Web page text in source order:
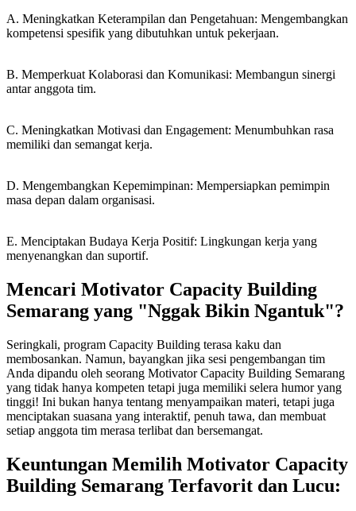
A. Meningkatkan Keterampilan dan Pengetahuan: Mengembangkan
kompetensi spesifik yang dibutuhkan untuk pekerjaan.
B. Memperkuat Kolaborasi dan Komunikasi: Membangun sinergi
antar anggota tim.
C. Meningkatkan Motivasi dan Engagement: Menumbuhkan rasa
memiliki dan semangat kerja.
D. Mengembangkan Kepemimpinan: Mempersiapkan pemimpin
masa depan dalam organisasi.
E. Menciptakan Budaya Kerja Positif: Lingkungan kerja yang
menyenangkan dan suportif.
Mencari Motivator Capacity Building
Semarang yang "Nggak Bikin Ngantuk"?
Seringkali, program Capacity Building terasa kaku dan
membosankan. Namun, bayangkan jika sesi pengembangan tim
Anda dipandu oleh seorang Motivator Capacity Building Semarang
yang tidak hanya kompeten tetapi juga memiliki selera humor yang
tinggi! Ini bukan hanya tentang menyampaikan materi, tetapi juga
menciptakan suasana yang interaktif, penuh tawa, dan membuat
setiap anggota tim merasa terlibat dan bersemangat.
Keuntungan Memilih Motivator Capacity
Building Semarang Terfavorit dan Lucu: